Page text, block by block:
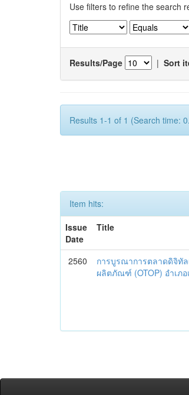
Use filters to refine the search
Results/Page | Sort
Results 1-1 of 1 (Search time:
Item hits:
Issue
Date
Title
2560
การบูรณาการตลาดดิจิทั
ผลิตภัณฑ์ (OTOP) อำเภ